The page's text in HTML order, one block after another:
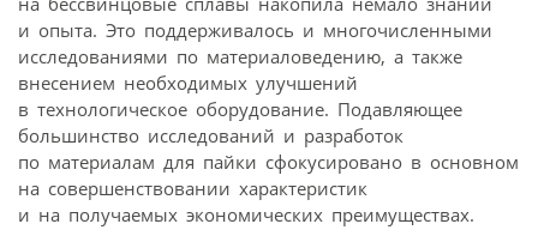
и опыта. Это поддерживалось и многочисленными
исследованиями по материаловедению, а также
внесением необходимых улучшений
в технологическое оборудование. Подавляющее
большинство исследований и разработок
по материалам для пайки сфокусировано в основном
на совершенствовании характеристик
и на получаемых экономических преимуществах.